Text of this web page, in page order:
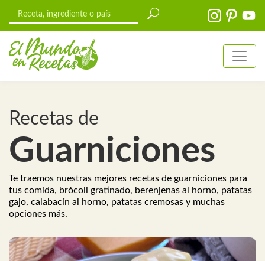
Recetas de
Guarniciones
Te traemos nuestras mejores recetas de guarniciones para
tus comida, brócoli gratinado, berenjenas al horno, patatas
gajo, calabacín al horno, patatas cremosas y muchas
opciones más.